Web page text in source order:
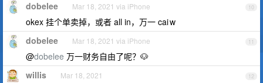
10
dobelee Mar 18, 2021 via iPhone
okex 挂个单卖掉，或者 all in，万一 cai w
11
dobelee Mar 18, 2021 via iPhone
@dobelee 万一财务自由了呢？🐶
12
willis Mar 18, 2021